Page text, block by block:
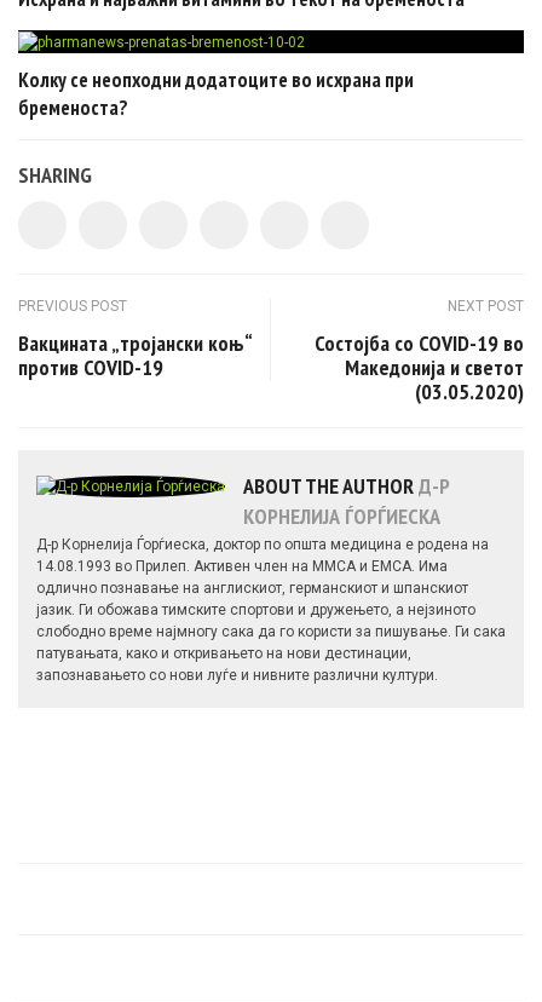
Колку се неопходни додатоците во исхрана при
бременоста?
SHARING
Post navigation
PREVIOUS POST
Вакцината „тројански коњ“
против COVID-19
NEXT POST
Состојба со COVID-19 во
Македонија и светот
(03.05.2020)
ABOUT THE AUTHORД-Р
КОРНЕЛИЈА ЃОРЃИЕСКА
Д-р Корнелија Ѓорѓиеска, доктор по општа медицина е родена на
14.08.1993 во Прилеп. Активен член на ММСА и ЕМСА. Има
одлично познавање на англискиот, германскиот и шпанскиот
јазик. Ги обожава тимските спортови и дружењето, а нејзиното
слободно време најмногу сака да го користи за пишување. Ги сака
патувањата, како и откривањето на нови дестинации,
запознавањето со нови луѓе и нивните различни култури.